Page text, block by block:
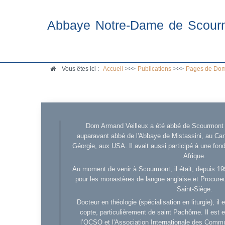
Abbaye Notre-Dame de
Vous êtes ici : Accueil >>> Publications >>> Pages de
Dom Armand Veilleux a été abbé de
auparavant abbé de l'Abbaye de Mistassini, au
Géorgie, aux USA. Il avait aussi participé à une
Afrique.
Au moment de venir à Scourmont, il était, depuis
pour les monastères de langue anglaise et
Saint-Siège.
Docteur en théologie (spécialisation en liturgie), il
copte, particulièrement de saint Pachôme. Il est
l’OCSO et l'Association Internationale des